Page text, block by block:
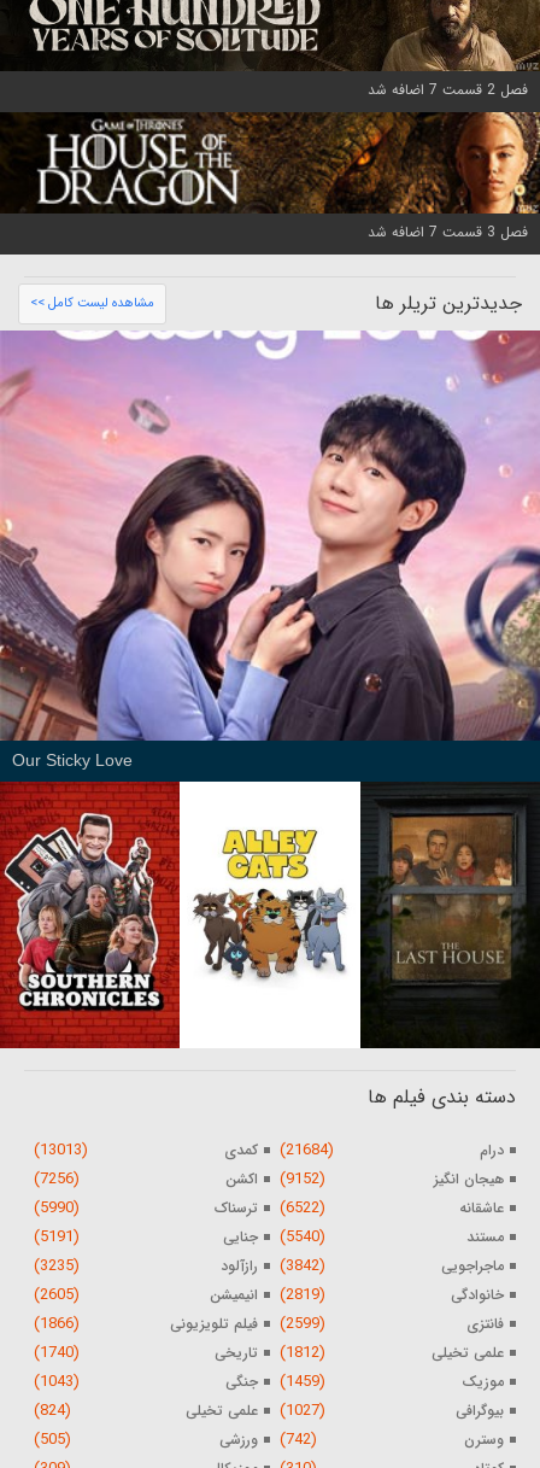
فصل 2 قسمت 7 اضافه شد
فصل 3 قسمت 7 اضافه شد
جدیدترین تریلر ها مشاهده لیست کامل >>
Our Sticky Love
دسته بندی فیلم ها
درام (21684) کمدی (13013)
هیجان انگیز (9152) اکشن (7256)
عاشقانه (6522) ترسناک (5990)
مستند (5540) جنایی (5191)
ماجراجویی (3842) رازآلود (3235)
خانوادگی (2819) انیمیشن (2605)
فانتزی (2599) فیلم تلویزیونی (1866)
علمی تخیلی (1812) تاریخی (1740)
موزیک (1459) جنگی (1043)
بیوگرافی (1027) علمی تخیلی (824)
وسترن (742) ورزشی (505)